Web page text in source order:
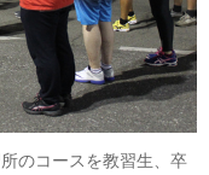
のコースを教習生、卒